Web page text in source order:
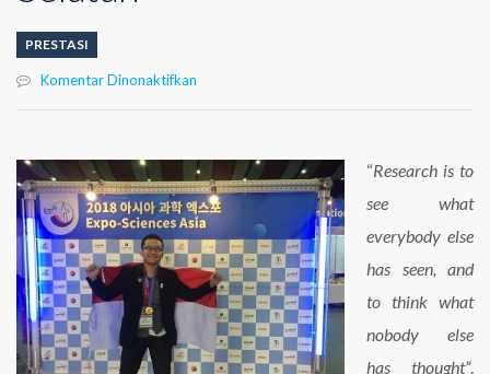
PRESTASI
Komentar Dinonaktifkan
Most
Valueable
Research
Improvement
di
Korea
Selatan
“Research is to
see what
everybody else
has seen, and
to think what
nobody else
has thought”.